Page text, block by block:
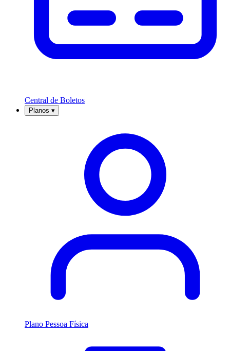
Central de Boletos
Planos ▾
Plano Pessoa Física